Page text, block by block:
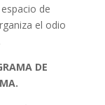
de
el odio
DE